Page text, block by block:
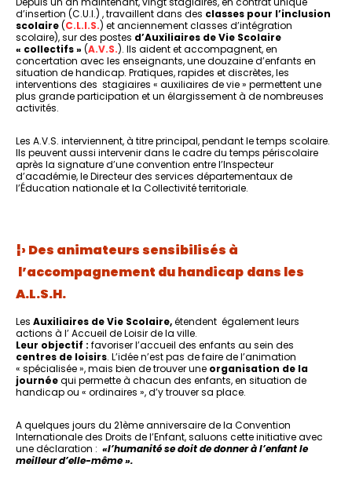
d’insertion (C.U.I.) , travaillent dans des classes pour l’inclusion
scolaire(C.L.I.S.) et anciennement classes d’intégration
scolaire), sur des postes d’Auxiliaires de Vie Scolaire
« collectifs » (A.V.S.). Ils aident et accompagnent, en
concertation avec les enseignants, une douzaine d’enfants en
situation de handicap. Pratiques, rapides et discrètes, les
interventions des stagiaires « auxiliaires de vie » permettent une
plus grande participation et un élargissement à de nombreuses
activités.
Les A.V.S. interviennent, à titre principal, pendant le temps scolaire.
Ils peuvent aussi intervenir dans le cadre du temps périscolaire
après la signature d’une convention entre l’Inspecteur
d’académie, le Directeur des services départementaux de
l’Éducation nationale et la Collectivité territoriale.
¦› Des animateurs sensibilisés à
l’accompagnement du handicap dans les
A.L.S.H.
Les Auxiliaires de Vie Scolaire,étendent également leurs
actions à l’ Accueil de Loisir de la ville.
Leur objectif : favoriser l’accueil des enfants au sein des
centres de loisirs. L’idée n’est pas de faire de l’animation
« spécialisée », mais bien de trouver une organisation de la
journéequi permette à chacun des enfants, en situation de
handicap ou « ordinaires », d’y trouver sa place.
A quelques jours du 21ème anniversaire de la Convention
Internationale des Droits de l’Enfant, saluons cette initiative avec
une déclaration : «l’humanité se doit de donner à l’enfant le
meilleur d’elle-même ».